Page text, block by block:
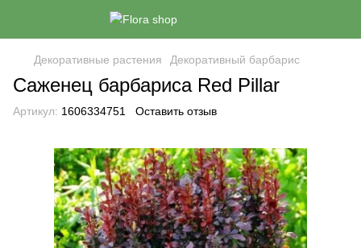
Декоративные растения Декоративный барбарис
Саженец барбариса Red Pillar
Артикул: 1606334751 Оставить отзыв